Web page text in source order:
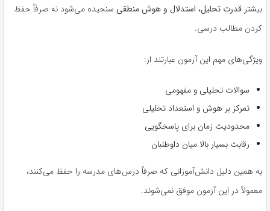
بیشتر قدرت تحلیل، استدلال و هوش منطقی سنجیده می‌شود نه صرفاً حفظ
کردن مطالب درسی.
ویژگی‌های مهم این آزمون عبارتند از:
سوالات تحلیلی و مفهومی
تمرکز بر هوش و استعداد تحلیلی
محدودیت زمان برای پاسخگویی
رقابت بسیار بالا میان داوطلبان
به همین دلیل دانش‌آموزانی که صرفاً درس‌های مدرسه را حفظ می‌کنند،
معمولاً در این آزمون موفق نمی‌شوند.